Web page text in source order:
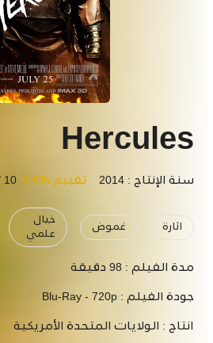
Hercules
سنة الإنتاج : 2014 تقييم IMDb 10 /
اثارة غموض
خيال
علمي
مدة الفيلم : 98 دقيقة
جودة الفيلم : Blu-Ray - 720p
انتاج : الولايات المتحدة الأمريكية